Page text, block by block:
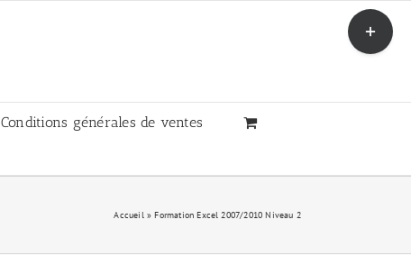
Conditions générales de ventes
Accueil»Formation Excel 2007/2010 Niveau 2
Toggle
Sliding
Bar